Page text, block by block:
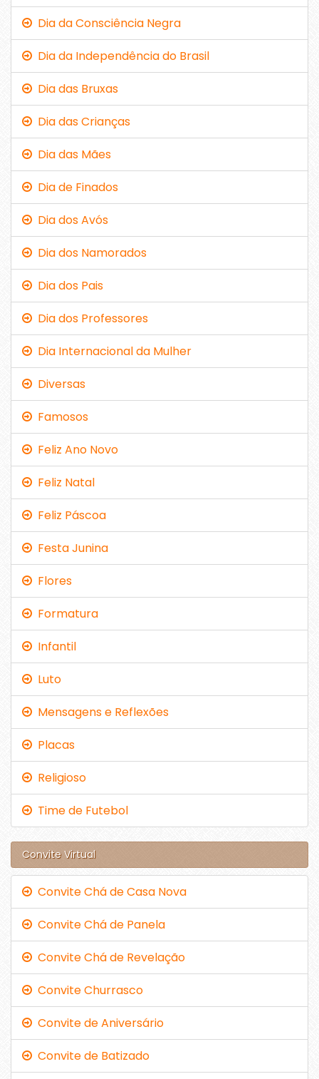
Dia da Consciência Negra
Dia da Independência do Brasil
Dia das Bruxas
Dia das Crianças
Dia das Mães
Dia de Finados
Dia dos Avós
Dia dos Namorados
Dia dos Pais
Dia dos Professores
Dia Internacional da Mulher
Diversas
Famosos
Feliz Ano Novo
Feliz Natal
Feliz Páscoa
Festa Junina
Flores
Formatura
Infantil
Luto
Mensagens e Reflexões
Placas
Religioso
Time de Futebol
Convite Virtual
Convite Chá de Casa Nova
Convite Chá de Panela
Convite Chá de Revelação
Convite Churrasco
Convite de Aniversário
Convite de Batizado